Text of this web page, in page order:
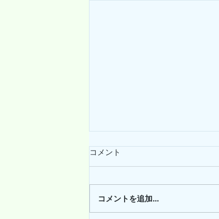
コメント
コメントを追加…